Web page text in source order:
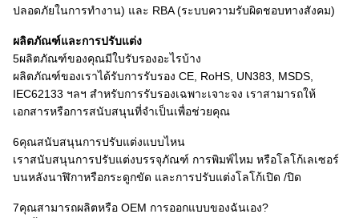
ปลอดภัยในการทํางาน) และ RBA (ระบบความรับผิดชอบทางสังคม)
ผลิตภัณฑ์และการปรับแต่ง
5ผลิตภัณฑ์ของคุณมีใบรับรองอะไรบ้าง
ผลิตภัณฑ์ของเราได้รับการรับรอง CE, RoHS, UN383, MSDS,
IEC62133 ฯลฯ สําหรับการรับรองเฉพาะเจาะจง เราสามารถให้
เอกสารหรือการสนับสนุนที่จําเป็นเพื่อช่วยคุณ
6คุณสนับสนุนการปรับแต่งแบบไหน
เราสนับสนุนการปรับแต่งบรรจุภัณฑ์ การพิมพ์ไหม หรือโลโก้เลเซอร์
บนหลังนาฬิกาหรือกระดูกขัด และการปรับแต่งโลโก้เปิด /ปิด
7คุณสามารถผลิตหรือ OEM การออกแบบของฉันเอง?